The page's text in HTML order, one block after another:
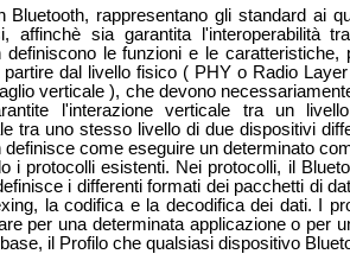
Bluetooth, rappresentano gli standard ai
affinchè sia garantita l'interoperabilità
definiscono le funzioni e le
partire dal livello fisico ( PHY o Radio
verticale ), che devono
l'interazione verticale tra un
tra uno stesso livello di due dispositivi
definisce come eseguire un determinato
i protocolli esistenti. Nei protocolli, il
i differenti formati dei pacchetti di
la codifica e la decodifica dei dati. I
per una determinata applicazione o per
il Profilo che qualsiasi dispositivo